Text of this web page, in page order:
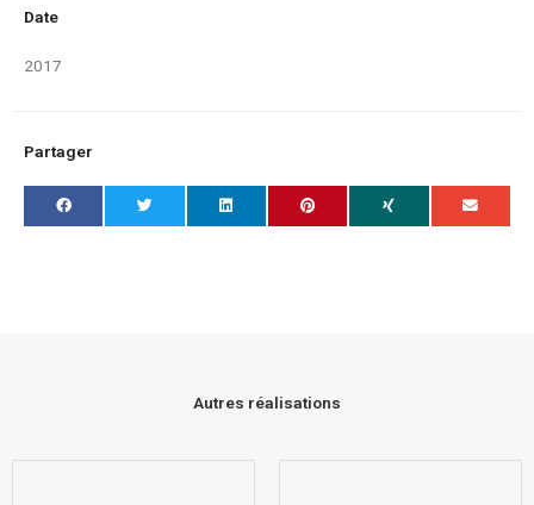
Date
2017
Partager
Autres réalisations